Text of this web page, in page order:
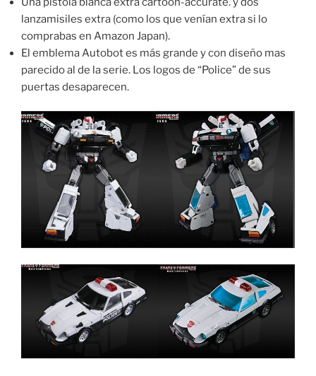
lanzamisiles extra (como los que venían extra si lo
comprabas en Amazon Japan).
El emblema Autobot es más grande y con diseño mas
parecido al de la serie. Los logos de “Police” de sus
puertas desaparecen.